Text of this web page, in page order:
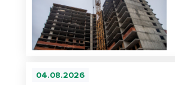
04.08.2026